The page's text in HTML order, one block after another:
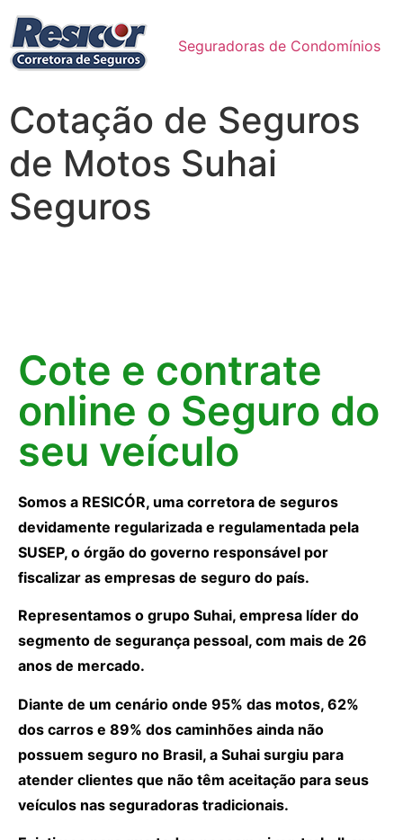
Seguradoras de Condomínios
Cotação de Seguros
de Motos Suhai
Seguros
Cote e contrate
online o Seguro do
seu veículo
Somos a RESICÓR, uma corretora de seguros
devidamente regularizada e regulamentada pela
SUSEP, o órgão do governo responsável por
fiscalizar as empresas de seguro do país.
Representamos o grupo Suhai, empresa líder do
segmento de segurança pessoal, com mais de 26
anos de mercado.
Diante de um cenário onde 95% das motos, 62%
dos carros e 89% dos caminhões ainda não
possuem seguro no Brasil, a Suhai surgiu para
atender clientes que não têm aceitação para seus
veículos nas seguradoras tradicionais.